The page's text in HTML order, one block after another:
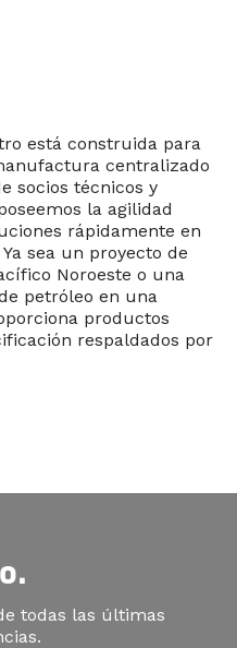
está construida para
centralizado
socios técnicos y
la agilidad
rápidamente en
sea un proyecto de
Noroeste o una
petróleo en una
productos
respaldados por
todas las últimas